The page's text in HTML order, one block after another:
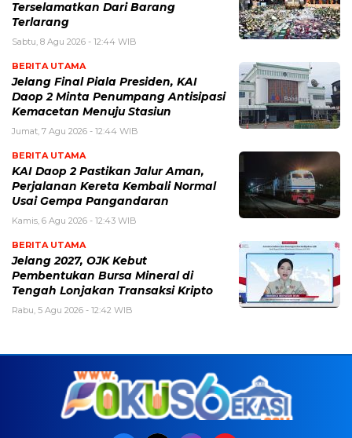
Terselamatkan Dari Barang
Terlarang
Sabtu, 8 Agu 2026 - 12:44 WIB
BERITA UTAMA
Jelang Final Piala Presiden, KAI
Daop 2 Minta Penumpang Antisipasi
Kemacetan Menuju Stasiun
Jumat, 7 Agu 2026 - 12:44 WIB
BERITA UTAMA
KAI Daop 2 Pastikan Jalur Aman,
Perjalanan Kereta Kembali Normal
Usai Gempa Pangandaran
Kamis, 6 Agu 2026 - 12:43 WIB
BERITA UTAMA
Jelang 2027, OJK Kebut
Pembentukan Bursa Mineral di
Tengah Lonjakan Transaksi Kripto
Rabu, 5 Agu 2026 - 12:42 WIB